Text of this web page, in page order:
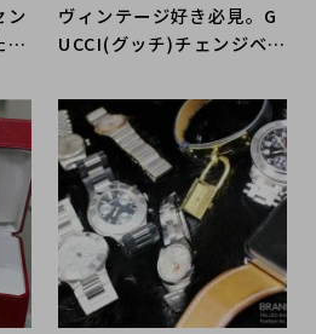
ン
し
ヴィンテージ好き必見。G
UCCI(グッチ)チェンジベゼ
ドコレクト表参道】